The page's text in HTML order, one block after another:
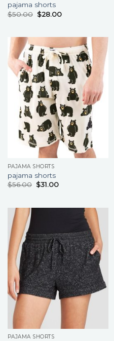
pajama shorts
$50.00 $28.00
PAJAMA SHORTS
pajama shorts
$56.00 $31.00
PAJAMA SHORTS